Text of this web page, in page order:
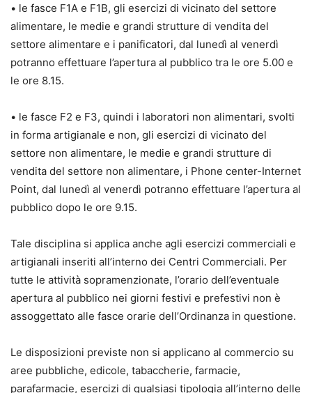
• le fasce F1A e F1B, gli esercizi di vicinato del settore
alimentare, le medie e grandi strutture di vendita del
settore alimentare e i panificatori, dal lunedì al venerdì
potranno effettuare l’apertura al pubblico tra le ore 5.00 e
le ore 8.15.
• le fasce F2 e F3, quindi i laboratori non alimentari, svolti
in forma artigianale e non, gli esercizi di vicinato del
settore non alimentare, le medie e grandi strutture di
vendita del settore non alimentare, i Phone center-Internet
Point, dal lunedì al venerdì potranno effettuare l’apertura al
pubblico dopo le ore 9.15.
Tale disciplina si applica anche agli esercizi commerciali e
artigianali inseriti all’interno dei Centri Commerciali. Per
tutte le attività sopramenzionate, l’orario dell’eventuale
apertura al pubblico nei giorni festivi e prefestivi non è
assoggettato alle fasce orarie dell’Ordinanza in questione.
Le disposizioni previste non si applicano al commercio su
aree pubbliche, edicole, tabaccherie, farmacie,
parafarmacie, esercizi di qualsiasi tipologia all’interno delle